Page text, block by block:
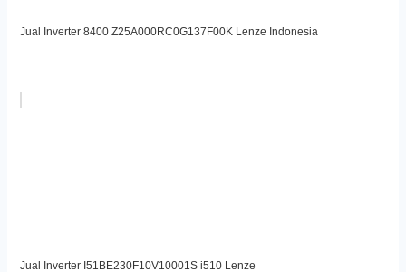
Jual Inverter 8400 Z25A000RC0G137F00K Lenze Indonesia
Jual Inverter I51BE230F10V10001S i510 Lenze